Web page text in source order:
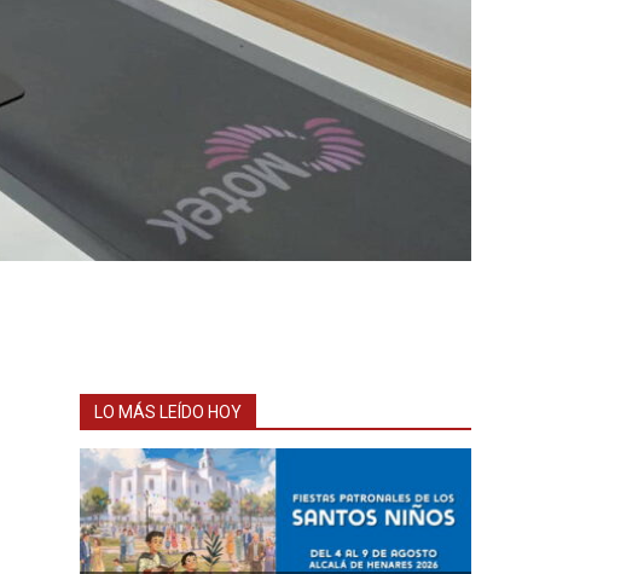
LO MÁS LEÍDO HOY